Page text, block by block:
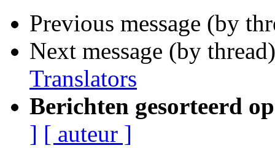
Previous message (by
Next message (by
Translators
Berichten gesorteerd
] [ auteur ]